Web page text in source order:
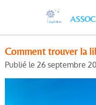
contenu
Comment trouver la
Publié le 26 septembre